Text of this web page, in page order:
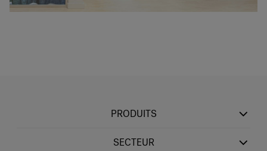
PRODUITS
SECTEUR